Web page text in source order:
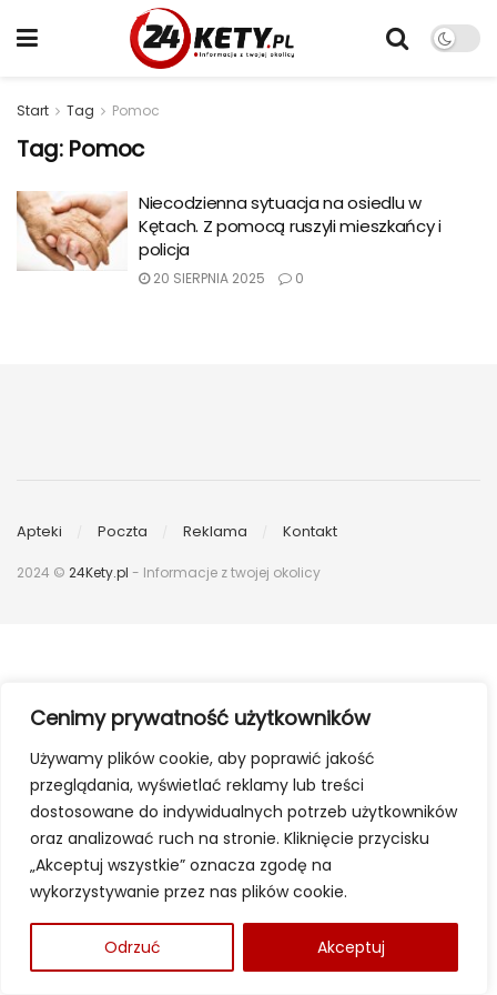
Cenimy prywatność użytkowników
Używamy plików cookie, aby poprawić jakość
przeglądania, wyświetlać reklamy lub treści
dostosowane do indywidualnych potrzeb użytkowników
oraz analizować ruch na stronie. Kliknięcie przycisku
„Akceptuj wszystkie” oznacza zgodę na
wykorzystywanie przez nas plików cookie.
Odrzuć Akceptuj
Start Tag Pomoc
Tag: Pomoc
Niecodzienna sytuacja na osiedlu w
Kętach. Z pomocą ruszyli mieszkańcy i
policja
20 SIERPNIA 2025 0
Apteki Poczta Reklama Kontakt
2024 © 24Kety.pl - Informacje z twojej okolicy